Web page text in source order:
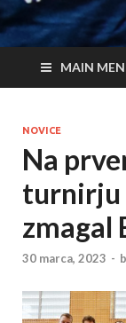
MAIN
NOVICE
Na
turnirju
zmagal
30 marca, 2023 -